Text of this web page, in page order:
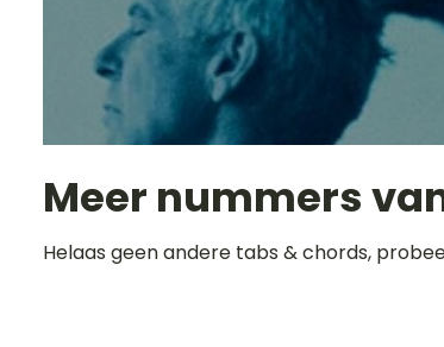
Meer nummers
Helaas geen andere tabs & chords,